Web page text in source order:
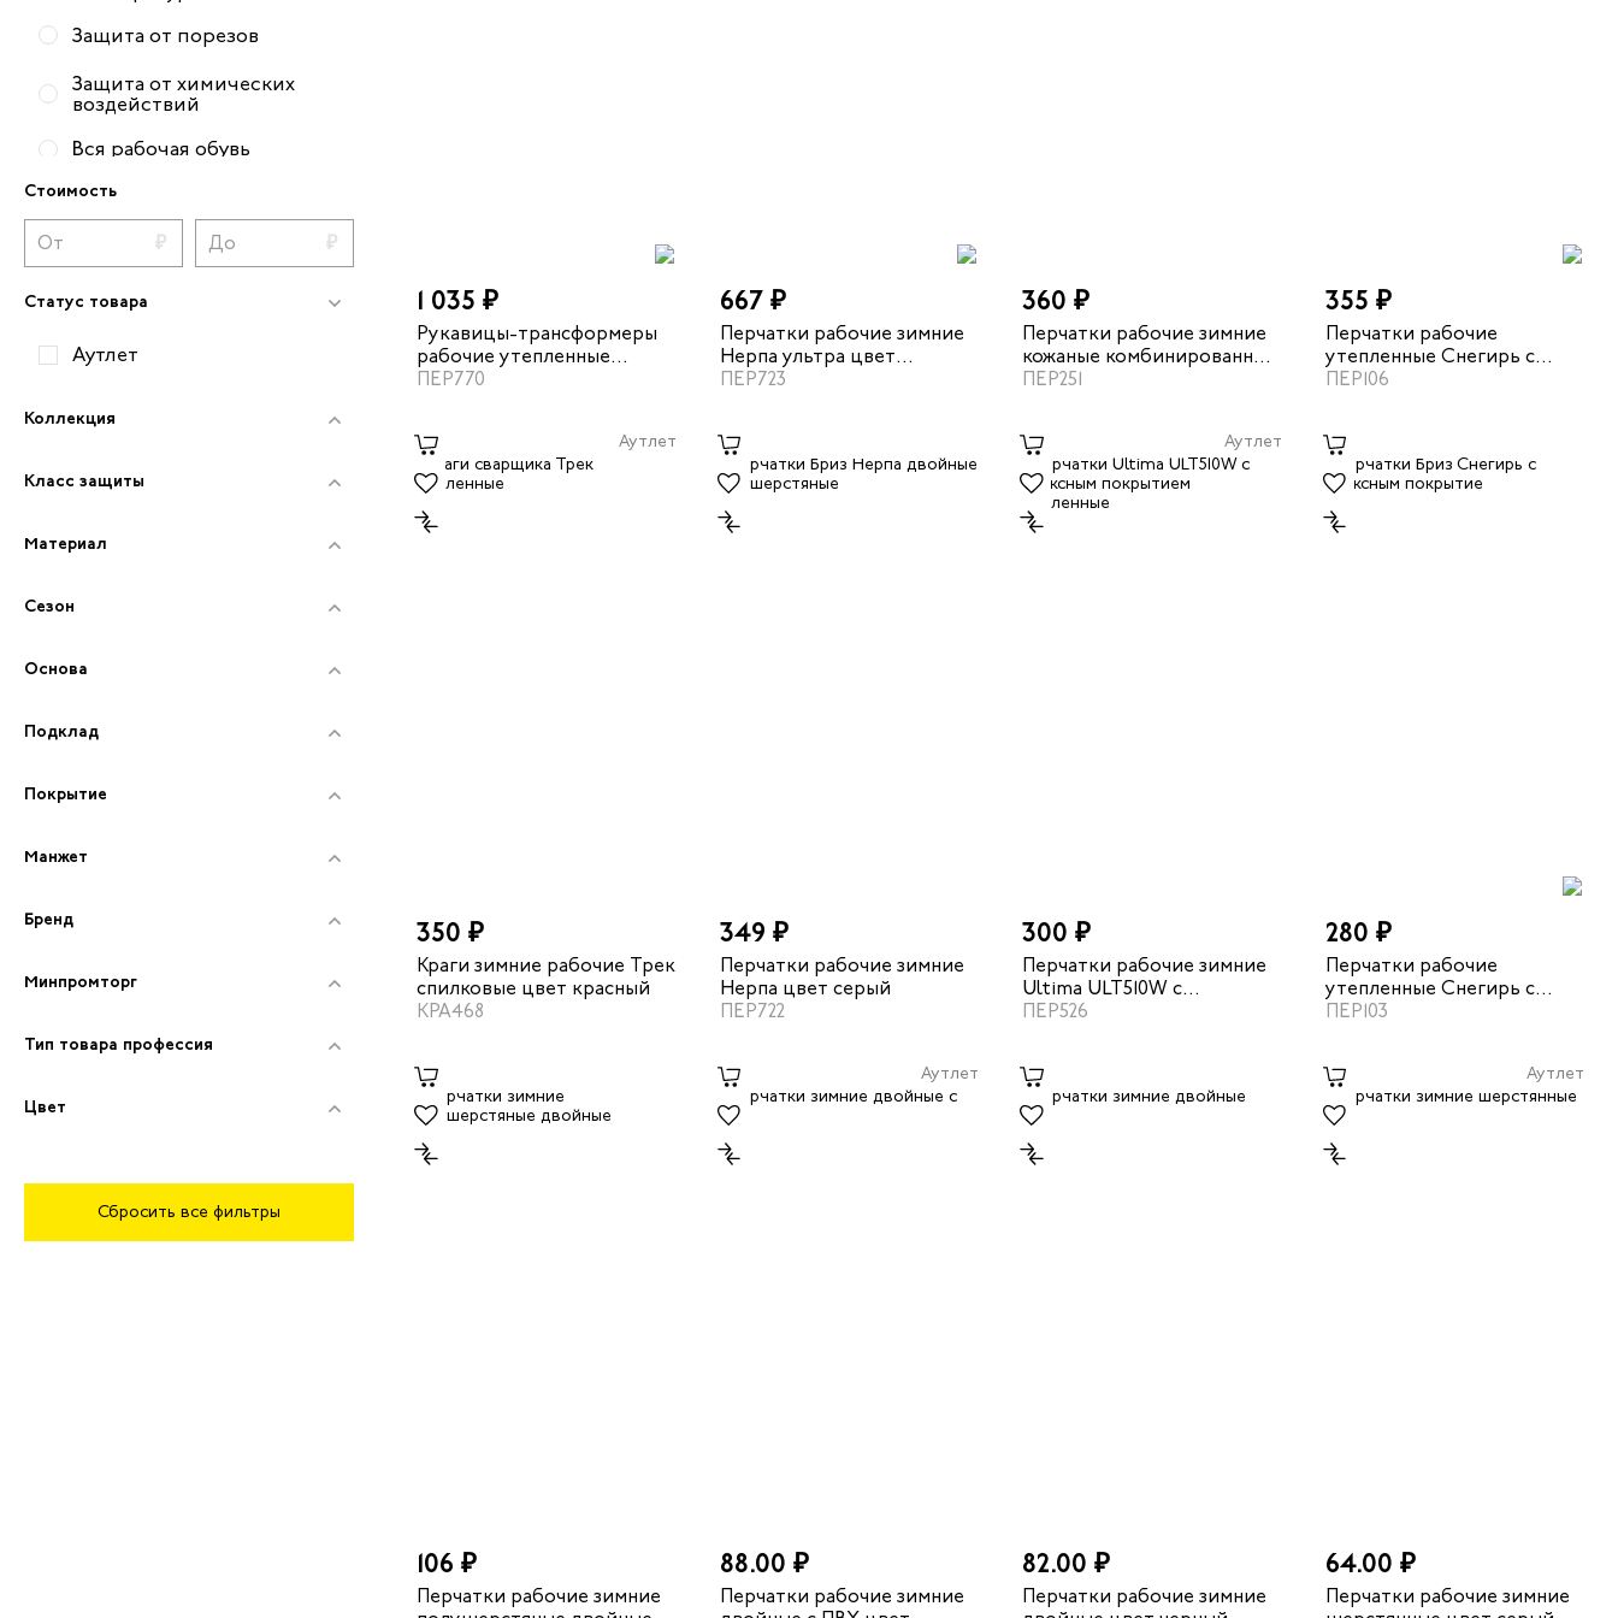
Защита от порезов
Защита от химических
воздействий
Вся рабочая обувь
Стоимость
Статус товара
Аутлет
Коллекция
Класс защиты
Материал
Сезон
Основа
Подклад
Покрытие
Манжет
Бренд
Минпромторг
Тип товара профессия
Цвет
Сбросить все фильтры
1 035 ₽
Рукавицы-трансформеры
рабочие утепленные
накладка из спилка
ПЕР770
667 ₽
Перчатки рабочие зимние
Нерпа ультра цвет
коричневый
ПЕР723
360 ₽
Перчатки рабочие зимние
кожаные комбинированные
цвет бежевый/коричневый
ПЕР251
355 ₽
Перчатки рабочие
утепленные Снегирь с
покрытием латекс
ПЕР106
Аутлет
350 ₽
Краги зимние рабочие Трек
спилковые цвет красный
КРА468
349 ₽
Перчатки рабочие зимние
Нерпа цвет серый
ПЕР722
Аутлет
300 ₽
Перчатки рабочие зимние
Ultima ULT510W с
латексным покрытием
ПЕР526
280 ₽
Перчатки рабочие
утепленные Снегирь с
покрытием латекс
ПЕР103
106 ₽
Перчатки рабочие зимние
Аутлет
88.00 ₽
Перчатки рабочие зимние
82.00 ₽
Перчатки рабочие зимние
Аутлет
64.00 ₽
Перчатки рабочие зимние